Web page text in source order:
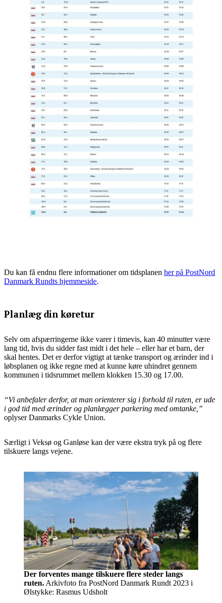
Du kan få endnu flere informationer om tidsplanen her på PostNord
Danmark Rundts hjemmeside.
Planlæg din køretur
Selv om afspærringerne ikke varer i timevis, kan 40 minutter være
lang tid, hvis du sidder fast midt i det hele – eller har et barn, der
skal hentes. Det er derfor vigtigt at tænke transport og ærinder ind i
løbsplanen og ikke regne med at kunne køre uhindret gennem
kommunen i tidsrummet mellem klokken 15.30 og 17.00.
“Vi anbefaler derfor, at man orienterer sig i forhold til ruten, er ude
i god tid med ærinder og planlægger parkering med omtanke,”
oplyser Danmarks Cykle Union.
Særligt i Veksø og Ganløse kan der være ekstra tryk på og flere
tilskuere langs vejene.
Der forventes mange tilskuere flere steder langs
ruten. Arkivfoto fra PostNord Danmark Rundt 2023 i
Ølstykke: Rasmus Udsholt